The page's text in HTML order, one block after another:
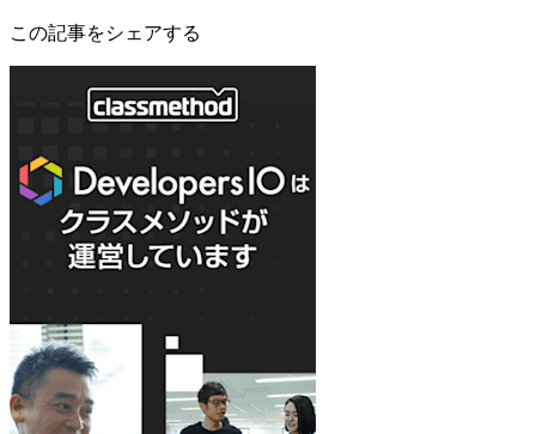
この記事をシェアする